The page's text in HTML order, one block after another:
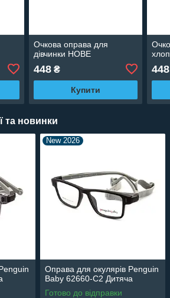
Очкова оправа для
дівчинки НОВЕ
448₴
Купити
448
та новинки
New 2026
Оправа для окулярів Penguin
Baby 62660-C2 Дитяча
Готово до відправки